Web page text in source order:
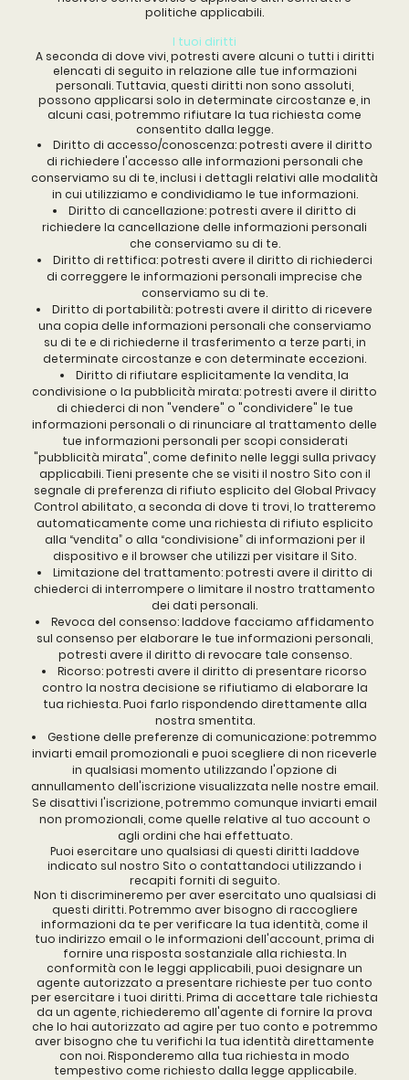
politiche applicabili.
I tuoi diritti
A seconda di dove vivi, potresti avere alcuni o tutti i diritti
elencati di seguito in relazione alle tue informazioni
personali. Tuttavia, questi diritti non sono assoluti,
possono applicarsi solo in determinate circostanze e, in
alcuni casi, potremmo rifiutare la tua richiesta come
consentito dalla legge.
Diritto di accesso/conoscenza: potresti avere il diritto
di richiedere l'accesso alle informazioni personali che
conserviamo su di te, inclusi i dettagli relativi alle modalità
in cui utilizziamo e condividiamo le tue informazioni.
Diritto di cancellazione: potresti avere il diritto di
richiedere la cancellazione delle informazioni personali
che conserviamo su di te.
Diritto di rettifica: potresti avere il diritto di richiederci
di correggere le informazioni personali imprecise che
conserviamo su di te.
Diritto di portabilità: potresti avere il diritto di ricevere
una copia delle informazioni personali che conserviamo
su di te e di richiederne il trasferimento a terze parti, in
determinate circostanze e con determinate eccezioni.
Diritto di rifiutare esplicitamente la vendita, la
condivisione o la pubblicità mirata: potresti avere il diritto
di chiederci di non "vendere" o "condividere" le tue
informazioni personali o di rinunciare al trattamento delle
tue informazioni personali per scopi considerati
"pubblicità mirata", come definito nelle leggi sulla privacy
applicabili. Tieni presente che se visiti il nostro Sito con il
segnale di preferenza di rifiuto esplicito del Global Privacy
Control abilitato, a seconda di dove ti trovi, lo tratteremo
automaticamente come una richiesta di rifiuto esplicito
alla “vendita” o alla “condivisione” di informazioni per il
dispositivo e il browser che utilizzi per visitare il Sito.
Limitazione del trattamento: potresti avere il diritto di
chiederci di interrompere o limitare il nostro trattamento
dei dati personali.
Revoca del consenso: laddove facciamo affidamento
sul consenso per elaborare le tue informazioni personali,
potresti avere il diritto di revocare tale consenso.
Ricorso: potresti avere il diritto di presentare ricorso
contro la nostra decisione se rifiutiamo di elaborare la
tua richiesta. Puoi farlo rispondendo direttamente alla
nostra smentita.
Gestione delle preferenze di comunicazione: potremmo
inviarti email promozionali e puoi scegliere di non riceverle
in qualsiasi momento utilizzando l'opzione di
annullamento dell'iscrizione visualizzata nelle nostre email.
Se disattivi l'iscrizione, potremmo comunque inviarti email
non promozionali, come quelle relative al tuo account o
agli ordini che hai effettuato.
Puoi esercitare uno qualsiasi di questi diritti laddove
indicato sul nostro Sito o contattandoci utilizzando i
recapiti forniti di seguito.
Non ti discrimineremo per aver esercitato uno qualsiasi di
questi diritti. Potremmo aver bisogno di raccogliere
informazioni da te per verificare la tua identità, come il
tuo indirizzo email o le informazioni dell'account, prima di
fornire una risposta sostanziale alla richiesta. In
conformità con le leggi applicabili, puoi designare un
agente autorizzato a presentare richieste per tuo conto
per esercitare i tuoi diritti. Prima di accettare tale richiesta
da un agente, richiederemo all'agente di fornire la prova
che lo hai autorizzato ad agire per tuo conto e potremmo
aver bisogno che tu verifichi la tua identità direttamente
con noi. Risponderemo alla tua richiesta in modo
tempestivo come richiesto dalla legge applicabile.